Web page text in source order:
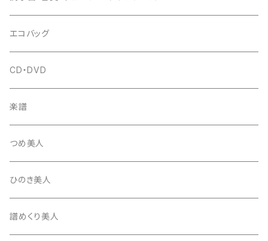
箏柱
柱入
平柱入
三角柱入
琴台
13絃用琴台（低）
13絃用琴台（高）
桐柱箱
消音フェルト
はつね糸
地唄駒
長唄駒
糸駒入
爪駒入
撥入
一丁撥入
三角撥入（ファスナー式）
撥
長唄・民謡撥
地唄撥
撥さや
撥滑り止めゴム
立奏用譜面台
調子笛・音叉
チューナー・メトロノーム
エコバッグ
CD・DVD
楽譜
つめ美人
ひのき美人
譜めくり美人